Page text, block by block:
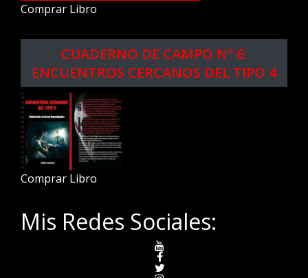
Comprar Libro
CUADERNO DE CAMPO Nº 6:
ENCUENTROS CERCANOS DEL TIPO 4
Comprar Libro
Mis Redes Sociales: